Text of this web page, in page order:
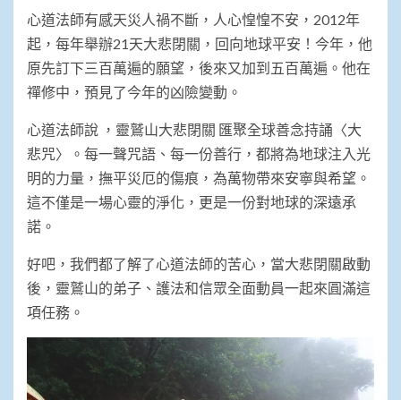
心道法師有感天災人禍不斷，人心惶惶不安，2012年
起，每年舉辦21天大悲閉關，回向地球平安！今年，他
原先訂下三百萬遍的願望，後來又加到五百萬遍。他在
禪修中，預見了今年的凶險變動。
心道法師說 ，靈鷲山大悲閉關 匯聚全球善念持誦〈大
悲咒〉。每一聲咒語、每一份善行，都將為地球注入光
明的力量，撫平災厄的傷痕，為萬物帶來安寧與希望。
這不僅是一場心靈的淨化，更是一份對地球的深遠承
諾。
好吧，我們都了解了心道法師的苦心，當大悲閉關啟動
後，靈鷲山的弟子、護法和信眾全面動員一起來圓滿這
項任務。